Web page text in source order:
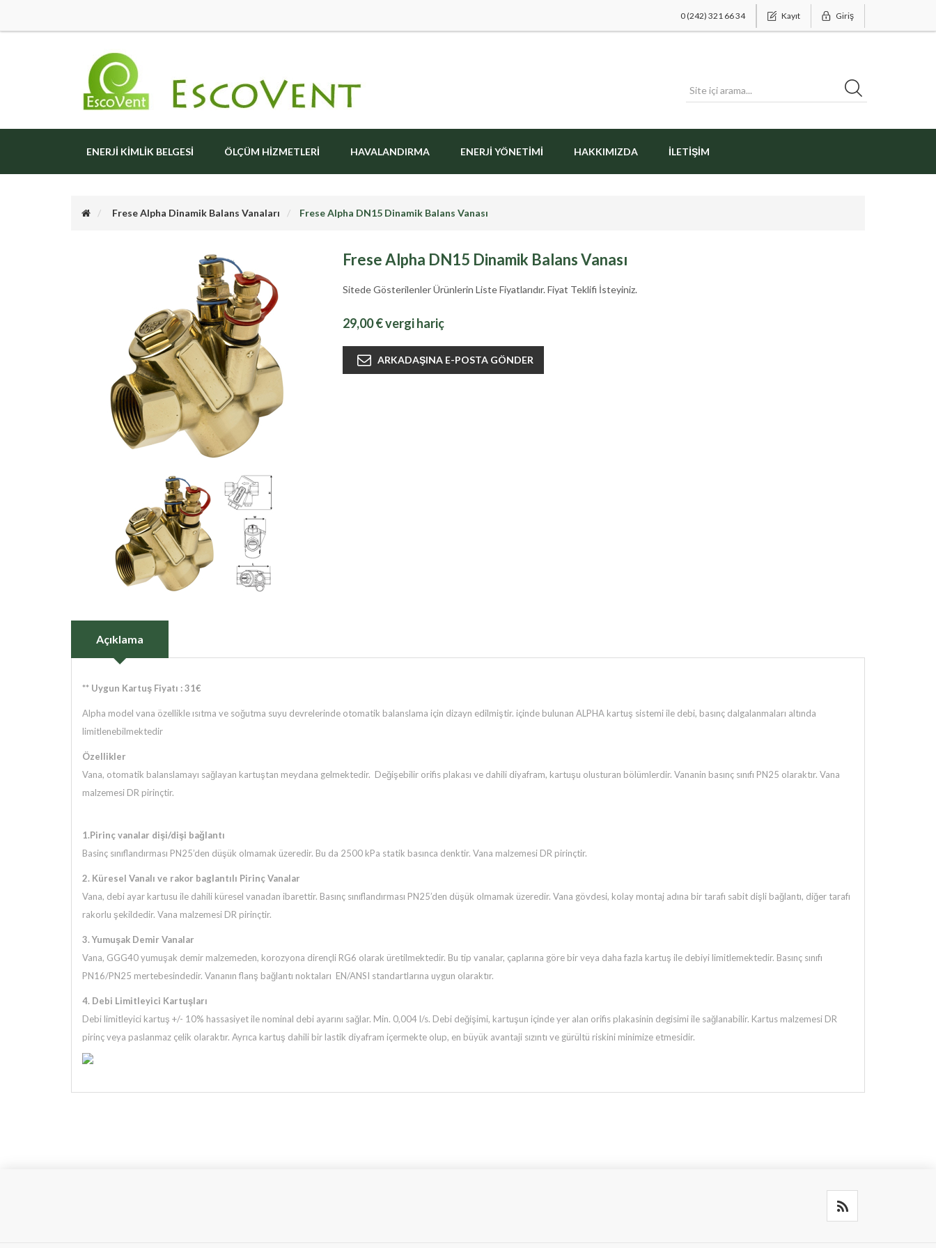
0 (242) 321 66 34 Kayıt Giriş
ENERJI KIMLIK BELGESI ÖLÇÜM HIZMETLERI HAVALANDIRMA ENERJI YÖNETIMI HAKKIMIZDA İLETIŞIM
Frese Alpha Dinamik Balans Vanaları Frese Alpha DN15 Dinamik Balans Vanası
Frese Alpha DN15 Dinamik Balans Vanası
Sitede Gösterilenler Ürünlerin Liste Fiyatlarıdır. Fiyat Teklifi İsteyiniz.
29,00 € vergi hariç
Açıklama
** Uygun Kartuş Fiyatı : 31€
Alpha model vana özellikle ısıtma ve soğutma suyu devrelerinde otomatik balanslama için dizayn edilmiştir. içinde bulunan ALPHA kartuş sistemi ile debi, basınç dalgalanmaları altında
limitlenebilmektedir
Özellikler
Vana, otomatik balanslamayı sağlayan kartuştan meydana gelmektedir. Değişebilir orifis plakası ve dahili diyafram, kartuşu olusturan bölümlerdir. Vananin basınç sınıfı PN25 olaraktır. Vana
malzemesi DR pirinçtir.
1.Pirinç vanalar dişi/dişi bağlantı
Basinç sınıflandırması PN25’den düşük olmamak üzeredir. Bu da 2500 kPa statik basınca denktir. Vana malzemesi DR pirinçtir.
2. Küresel Vanalı ve rakor baglantılı Pirinç Vanalar
Vana, debi ayar kartusu ile dahili küresel vanadan ibarettir. Basınç sınıflandırması PN25’den düşük olmamak üzeredir. Vana gövdesi, kolay montaj adına bir tarafı sabit dişli bağlantı, diğer tarafı
rakorlu şekildedir. Vana malzemesi DR pirinçtir.
3. Yumuşak Demir Vanalar
Vana, GGG40 yumuşak demir malzemeden, korozyona dirençli RG6 olarak üretilmektedir. Bu tip vanalar, çaplarına göre bir veya daha fazla kartuş ile debiyi limitlemektedir. Basınç sınıfı
PN16/PN25 mertebesindedir. Vananın flanş bağlantı noktaları EN/ANSI standartlarına uygun olaraktır.
4. Debi Limitleyici Kartuşları
Debi limitleyici kartuş +/- 10% hassasiyet ile nominal debi ayarını sağlar. Min. 0,004 l/s. Debi değişimi, kartuşun içinde yer alan orifis plakasinin degisimi ile sağlanabilir. Kartus malzemesi DR
pirinç veya paslanmaz çelik olaraktır. Ayrıca kartuş dahili bir lastik diyafram içermekte olup, en büyük avantaji sızıntı ve gürültü riskini minimize etmesidir.